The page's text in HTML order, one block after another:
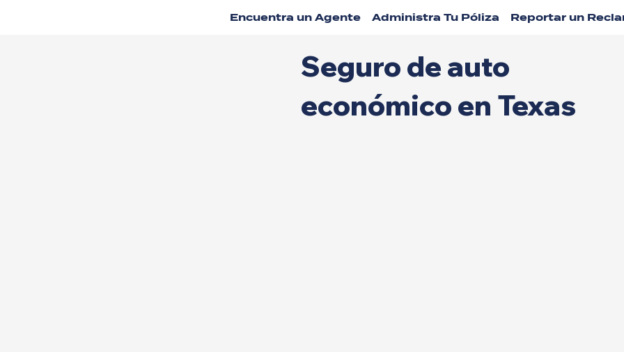
Encuentra un Agente Administra Tu Póliza Reportar un
Seguro de auto
económico en Texas